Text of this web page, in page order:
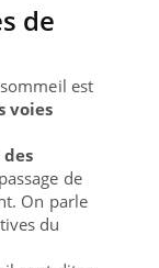
de
est
voies
de
On parle
du